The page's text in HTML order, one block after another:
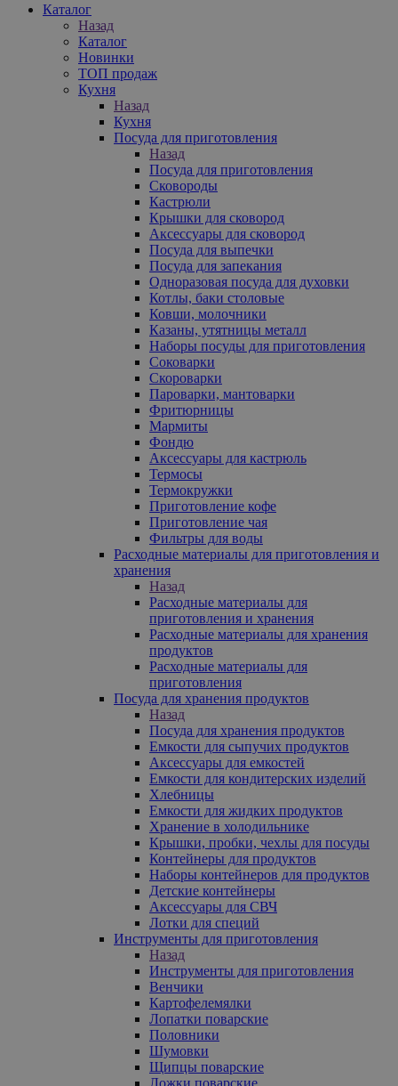
Каталог
Назад
Каталог
Новинки
ТОП продаж
Кухня
Назад
Кухня
Посуда для приготовления
Назад
Посуда для приготовления
Сковороды
Кастрюли
Крышки для сковород
Аксессуары для сковород
Посуда для выпечки
Посуда для запекания
Одноразовая посуда для духовки
Котлы, баки столовые
Ковши, молочники
Казаны, утятницы металл
Наборы посуды для приготовления
Соковарки
Скороварки
Пароварки, мантоварки
Фритюрницы
Мармиты
Фондю
Аксессуары для кастрюль
Термосы
Термокружки
Приготовление кофе
Приготовление чая
Фильтры для воды
Расходные материалы для приготовления и
хранения
Назад
Расходные материалы для
приготовления и хранения
Расходные материалы для хранения
продуктов
Расходные материалы для
приготовления
Посуда для хранения продуктов
Назад
Посуда для хранения продуктов
Емкости для сыпучих продуктов
Аксессуары для емкостей
Емкости для кондитерских изделий
Хлебницы
Емкости для жидких продуктов
Хранение в холодильнике
Крышки, пробки, чехлы для посуды
Контейнеры для продуктов
Наборы контейнеров для продуктов
Детские контейнеры
Аксессуары для СВЧ
Лотки для специй
Инструменты для приготовления
Назад
Инструменты для приготовления
Венчики
Картофелемялки
Лопатки поварские
Половники
Шумовки
Щипцы поварские
Ложки поварские